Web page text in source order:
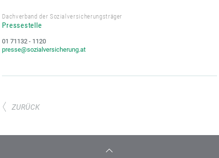
Dachverband der Sozialversicherungsträger
Pressestelle
01 71132 - 1120
presse@sozialversicherung.at
ZURÜCK